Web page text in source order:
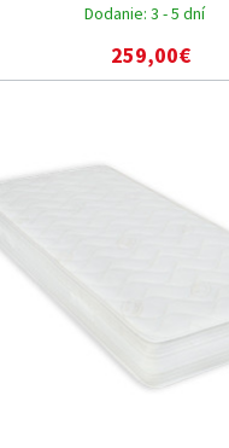
Dodanie: 3 - 5 dní
259,00€